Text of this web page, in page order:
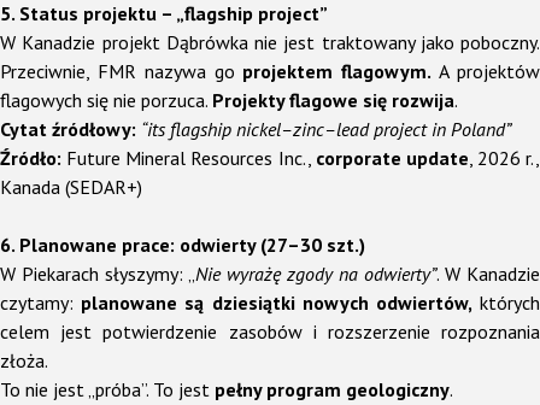
5. Status projektu – „flagship project”
W Kanadzie projekt Dąbrówka nie jest traktowany jako poboczny.
Przeciwnie, FMR nazywa go projektem flagowym. A projektów
flagowych się nie porzuca. Projekty flagowe się rozwija.
Cytat źródłowy: “its flagship nickel–zinc–lead project in Poland”
Źródło: Future Mineral Resources Inc., corporate update, 2026 r.,
Kanada (SEDAR+)
6. Planowane prace: odwierty (27–30 szt.)
W Piekarach słyszymy: „Nie wyrażę zgody na odwierty”. W Kanadzie
czytamy: planowane są dziesiątki nowych odwiertów,których
celem jest potwierdzenie zasobów i rozszerzenie rozpoznania
złoża.
To nie jest „próba”. To jest pełny program geologiczny.